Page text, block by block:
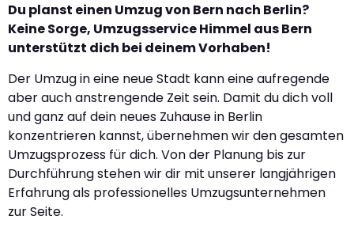
Du planst einen Umzug von Bern nach Berlin?
Keine Sorge, Umzugsservice Himmel aus Bern
unterstützt dich bei deinem Vorhaben!
Der Umzug in eine neue Stadt kann eine aufregende
aber auch anstrengende Zeit sein. Damit du dich voll
und ganz auf dein neues Zuhause in Berlin
konzentrieren kannst, übernehmen wir den gesamten
Umzugsprozess für dich. Von der Planung bis zur
Durchführung stehen wir dir mit unserer langjährigen
Erfahrung als professionelles Umzugsunternehmen
zur Seite.